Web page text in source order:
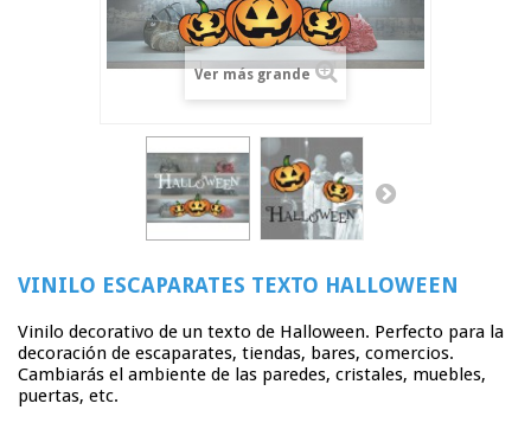
Ver más grande
VINILO ESCAPARATES TEXTO HALLOWEEN
Vinilo decorativo de un texto de Halloween. Perfecto para la
decoración de escaparates, tiendas, bares, comercios.
Cambiarás el ambiente de las paredes, cristales, muebles,
puertas, etc.